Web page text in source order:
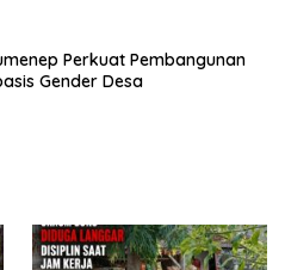
Perkuat Pembangunan
Gender Desa